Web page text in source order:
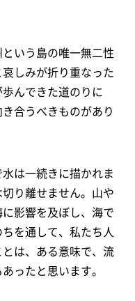
いう島の唯一無二性
しみが折り重なった
んできた道のりに
合うべきものがあり
は一続きに描かれま
り離せません。山や
影響を及ぼし、海で
を通して、私たち人
は、ある意味で、流
ったと思います。